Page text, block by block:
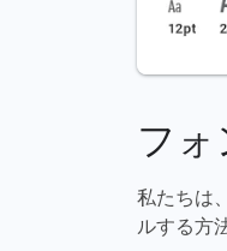
フ
私たちは
ルする方